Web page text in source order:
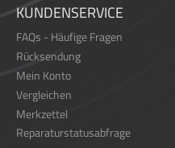
KUNDENSERVICE
FAQs - Häufige Fragen
Rücksendung
Mein Konto
Vergleichen
Merkzettel
Reparaturstatusabfrage